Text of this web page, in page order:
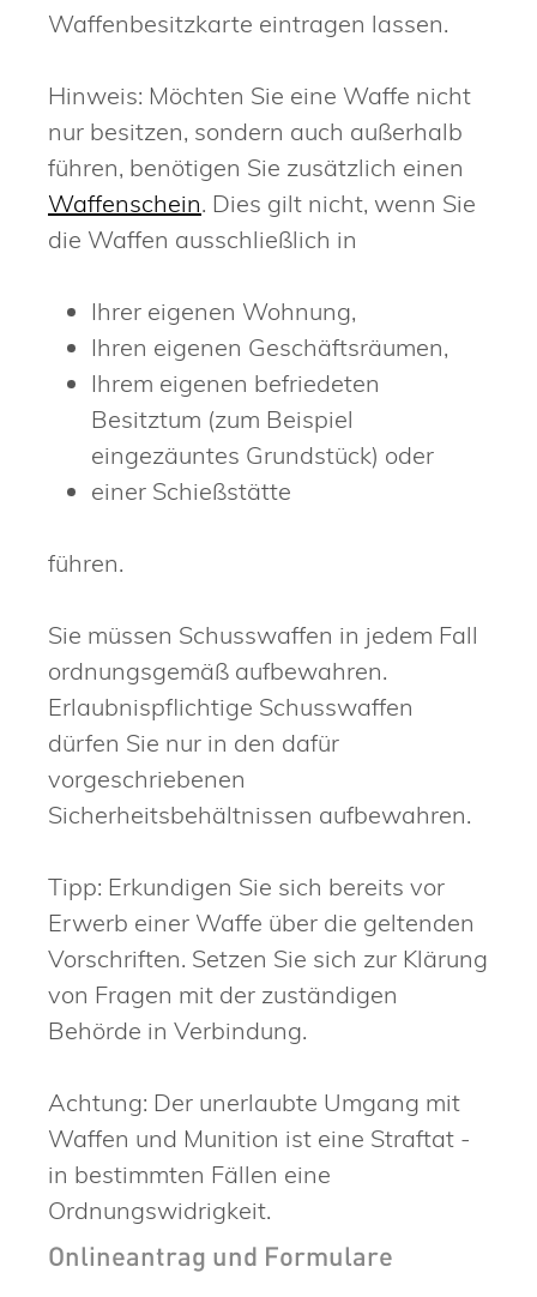
Waffenbesitzkarte eintragen lassen.
Hinweis: Möchten Sie eine Waffe nicht
nur besitzen, sondern auch außerhalb
führen, benötigen Sie zusätzlich einen
Waffenschein. Dies gilt nicht, wenn Sie
die Waffen ausschließlich in
Ihrer eigenen Wohnung,
Ihren eigenen Geschäftsräumen,
Ihrem eigenen befriedeten
Besitztum (zum Beispiel
eingezäuntes Grundstück) oder
einer Schießstätte
führen.
Sie müssen Schusswaffen in jedem Fall
ordnungsgemäß aufbewahren.
Erlaubnispflichtige Schusswaffen
dürfen Sie nur in den dafür
vorgeschriebenen
Sicherheitsbehältnissen aufbewahren.
Tipp: Erkundigen Sie sich bereits vor
Erwerb einer Waffe über die geltenden
Vorschriften. Setzen Sie sich zur Klärung
von Fragen mit der zuständigen
Behörde in Verbindung.
Achtung: Der unerlaubte Umgang mit
Waffen und Munition ist eine Straftat -
in bestimmten Fällen eine
Ordnungswidrigkeit.
Onlineantrag und Formulare